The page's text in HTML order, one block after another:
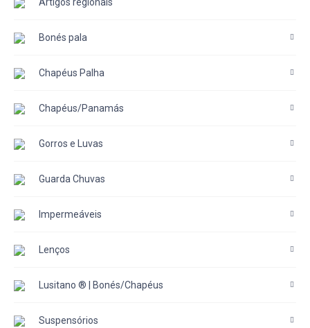
Bonés pala
Chapéus Palha
Chapéus/Panamás
Gorros e Luvas
Guarda Chuvas
Impermeáveis
Lenços
Lusitano ® | Bonés/Chapéus
Suspensórios